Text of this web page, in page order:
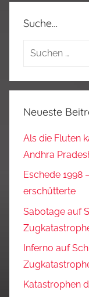
Suche…
Suchen
Neueste
Als die Fluten
Andhra
Eschede 1998
erschütterte
Sabotage auf
Inferno auf
Katastrophen